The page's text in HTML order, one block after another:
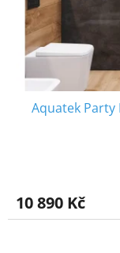
Aquatek Party
10 890 Kč